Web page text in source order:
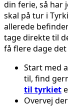
din ferie, så har
skal på tur i
allerede
tage direkte til
få flere dage
Start med
til, find
til tyrkiet
Overvej